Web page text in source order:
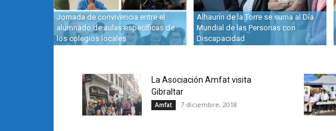
Jornada de convivencia entre el
alumnado de aulas específicas de
los colegios locales
Alhaurín de la Torre se suma al Día
Mundial de las Personas con
Discapacidad
La Asociación Amfat visita
Gibraltar
Amfat 7 diciembre, 2018